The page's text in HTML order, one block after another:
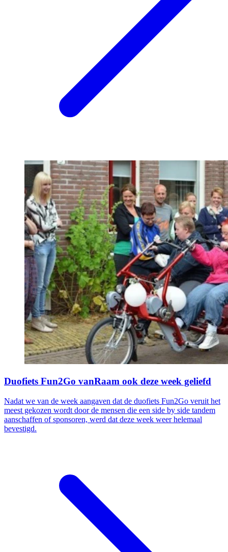
Duofiets Fun2Go vanRaam ook deze week geliefd
Nadat we van de week aangaven dat de duofiets Fun2Go veruit het
meest gekozen wordt door de mensen die een side by side tandem
aanschaffen of sponsoren, werd dat deze week weer helemaal
bevestigd.